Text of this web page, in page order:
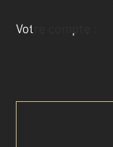
Votre compte :